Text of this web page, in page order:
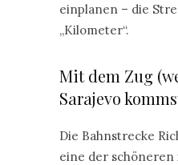
einplanen – die
„Kilometer“.
Mit dem Zug
Sarajevo
Die Bahnstrecke
eine der schöneren